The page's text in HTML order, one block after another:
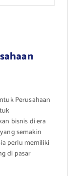
Perusahaan
bisnis di era
semakin
perlu memiliki
di pasar